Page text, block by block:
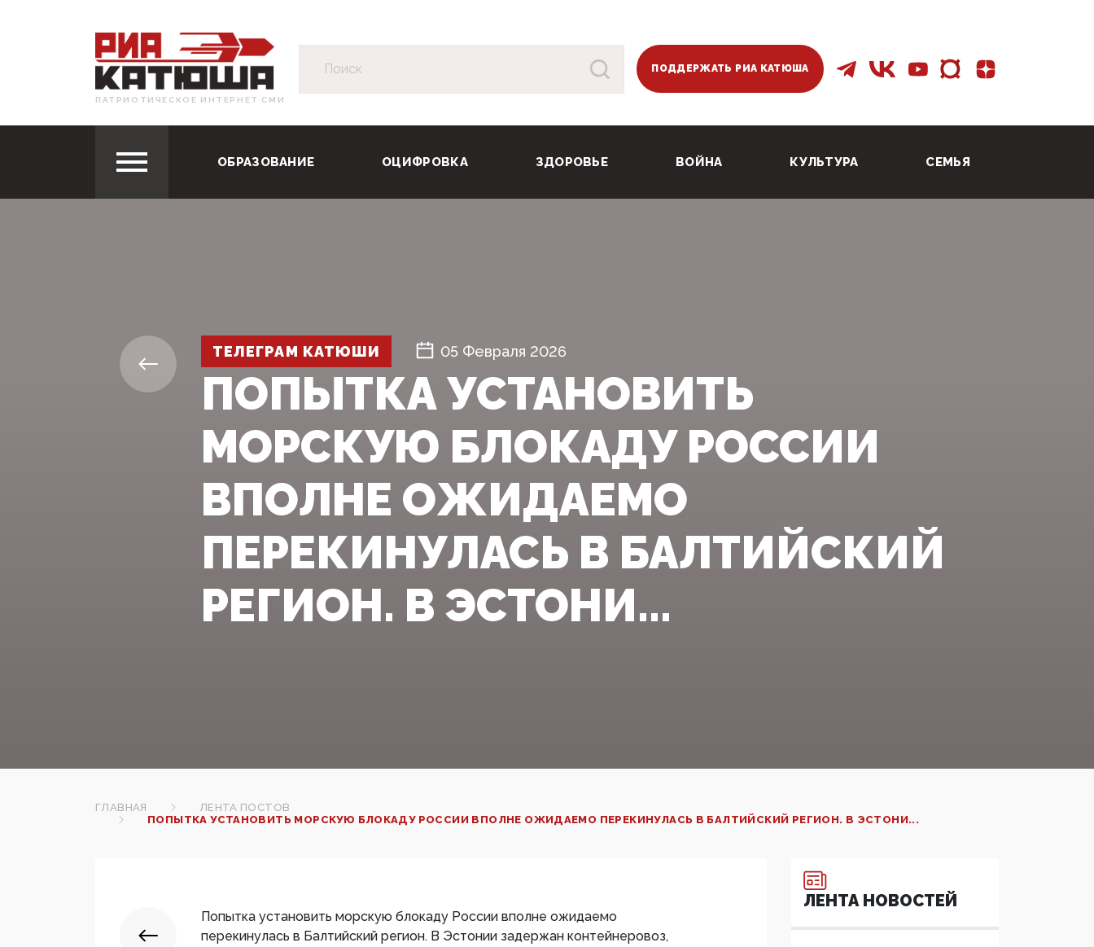
ПАТРИОТИЧЕСКОЕ ИНТЕРНЕТ СМИ
ПОДДЕРЖАТЬ РИА КАТЮША
ОБРАЗОВАНИЕ ОЦИФРОВКА ЗДОРОВЬЕ ВОЙНА КУЛЬТУРА СЕМЬЯ
ТЕЛЕГРАМ КАТЮШИ 05 Февраля 2026
ПОПЫТКА УСТАНОВИТЬ
МОРСКУЮ БЛОКАДУ РОССИИ
ВПОЛНЕ ОЖИДАЕМО
ПЕРЕКИНУЛАСЬ В БАЛТИЙСКИЙ
РЕГИОН. В ЭСТОНИ...
ГЛАВНАЯ
ЛЕНТА ПОСТОВ
ПОПЫТКА УСТАНОВИТЬ МОРСКУЮ БЛОКАДУ РОССИИ ВПОЛНЕ ОЖИДАЕМО ПЕРЕКИНУЛАСЬ В БАЛТИЙСКИЙ РЕГИОН. В ЭСТОНИ...
Попытка установить морскую блокаду России вполне ожидаемо
перекинулась в Балтийский регион. В Эстонии задержан контейнеровоз,
ЛЕНТА НОВОСТЕЙ